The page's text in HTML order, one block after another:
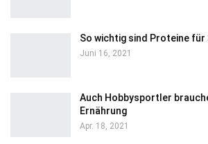
So wichtig sind Proteine
Juni 16, 2021
Auch Hobbysportler
Ernährung
Apr. 18, 2021